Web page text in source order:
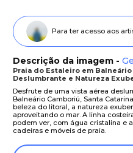
Para ter acesso aos
Descrição da imagem -
Praia do Estaleiro em
Deslumbrante e Natureza
Desfrute de uma vista aérea
Balneário Camboriú, Santa
beleza do litoral, a natureza
aproveitando o mar. A linha
podem ver, com água cristalina e
cadeiras e móveis de praia.